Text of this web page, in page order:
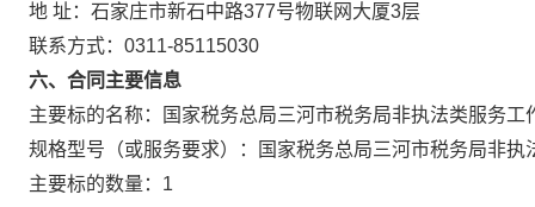
地 址：石家庄市新石中路377号物联网大厦3层
联系方式：0311-85115030
六、合同主要信息
主要标的名称：国家税务总局三河市税务局非执法类服务工
规格型号（或服务要求）：国家税务总局三河市税务局非执
主要标的数量：1